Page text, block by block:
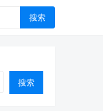
搜索
搜索